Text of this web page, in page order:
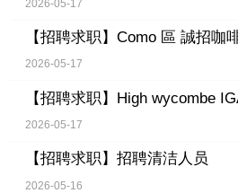
2026-05-17
【招聘求职】 Como 區 誠招咖
2026-05-17
【招聘求职】 High wycombe
2026-05-17
【招聘求职】 招聘清洁人员
2026-05-16